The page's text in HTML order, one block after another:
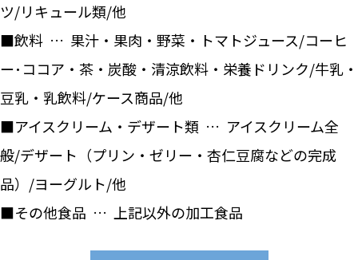
ツ/リキュール類/他
■飲料 … 果汁・果肉・野菜・トマトジュース/コーヒ
ー･ココア・茶・炭酸・清涼飲料・栄養ドリンク/牛乳・
豆乳・乳飲料/ケース商品/他
■アイスクリーム・デザート類 … アイスクリーム全
般/デザート（プリン・ゼリー・杏仁豆腐などの完成
品）/ヨーグルト/他
■その他食品 … 上記以外の加工食品